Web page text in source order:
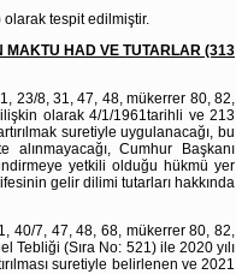
olarak tespit edilmiştir.
HAD VE TUTARLAR (313
23/8, 31, 47, 48, mükerrer 80, 82,
olarak 4/1/1961tarihli ve 213
suretiyle uygulanacağı, bu
Cumhur Başkanı
yetkili olduğu hükmü yer
gelir dilimi tutarları hakkında
40/7, 47, 48, 68, mükerrer 80, 82,
(Sıra No: 521) ile 2020 yılı
suretiyle belirlenen ve 2021